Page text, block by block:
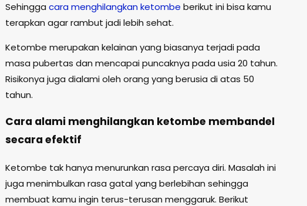
Sehingga cara menghilangkan ketombe berikut ini bisa kamu
terapkan agar rambut jadi lebih sehat.
Ketombe merupakan kelainan yang biasanya terjadi pada
masa pubertas dan mencapai puncaknya pada usia 20 tahun.
Risikonya juga dialami oleh orang yang berusia di atas 50
tahun.
Cara alami menghilangkan ketombe membandel
secara efektif
Ketombe tak hanya menurunkan rasa percaya diri. Masalah ini
juga menimbulkan rasa gatal yang berlebihan sehingga
membuat kamu ingin terus-terusan menggaruk. Berikut